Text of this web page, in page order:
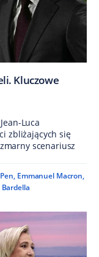
Kluczowe
Luca
zbliżających się
scenariusz
, Emmanuel Macron,